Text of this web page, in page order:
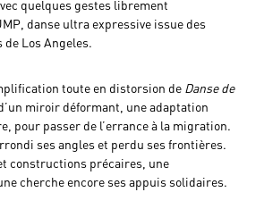
quelques gestes librement
danse ultra expressive issue des
Los Angeles.
toute en distorsion de Danse de
miroir déformant, une adaptation
pour passer de l’errance à la migration.
ses angles et perdu ses frontières.
constructions précaires, une
cherche encore ses appuis solidaires.